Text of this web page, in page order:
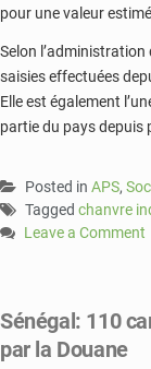
pour une valeur
Selon
saisies effectuées
Elle est également
partie du pays depuis
Posted in APS,
Tagged chanvre
Leave a Comment
de
chanvre
Sénégal: 110
par la Douane